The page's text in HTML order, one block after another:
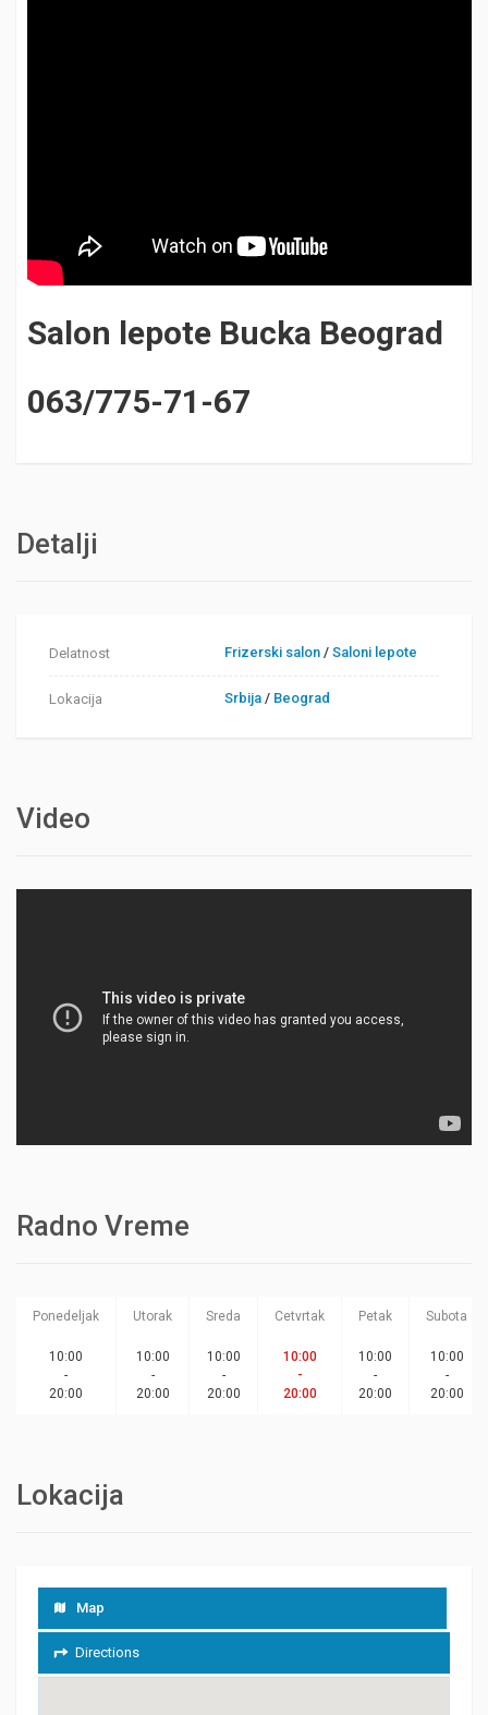
Salon lepote Bucka Beograd
063/775-71-67
Detalji
Delatnost Frizerski salon /Saloni lepote
Lokacija Srbija / Beograd
Video
Radno Vreme
Ponedeljak Utorak Sreda Cetvrtak Petak Subota
10:00
-
20:00
10:00
-
20:00
10:00
-
20:00
10:00
-
20:00
10:00
-
20:00
10:00
-
20:00
Lokacija
Map
Directions